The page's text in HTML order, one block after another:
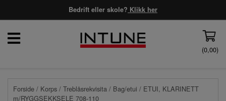
Bedrift eller skole? Klikk her
(0,00)
Forside / Korps / Treblåsrekvisita / Bag/etui / ETUI, KLARINETT
m/RYGGSEKKSELE 708-110